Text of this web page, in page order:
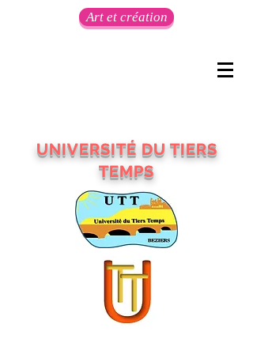
Art et création
UNIVERSITÉ DU TIERS
TEMPS